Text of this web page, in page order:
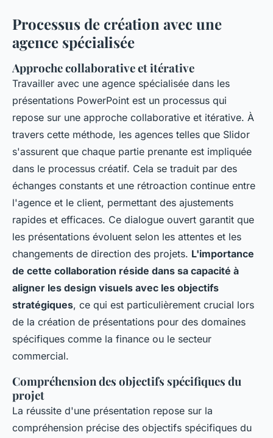
Processus de création avec une
agence spécialisée
Approche collaborative et itérative
Travailler avec une agence spécialisée dans les
présentations PowerPoint est un processus qui
repose sur une approche collaborative et itérative. À
travers cette méthode, les agences telles que Slidor
s'assurent que chaque partie prenante est impliquée
dans le processus créatif. Cela se traduit par des
échanges constants et une rétroaction continue entre
l'agence et le client, permettant des ajustements
rapides et efficaces. Ce dialogue ouvert garantit que
les présentations évoluent selon les attentes et les
changements de direction des projets. L'importance
de cette collaboration réside dans sa capacité à
aligner les design visuels avec les objectifs
stratégiques, ce qui est particulièrement crucial lors
de la création de présentations pour des domaines
spécifiques comme la finance ou le secteur
commercial.
Compréhension des objectifs spécifiques du
projet
La réussite d'une présentation repose sur la
compréhension précise des objectifs spécifiques du